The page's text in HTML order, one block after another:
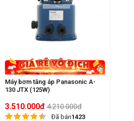
Máy bơm tăng áp Panasonic A-
130 JTX (125W)
3.510.000đ 4.210.000đ
Đã bán1423